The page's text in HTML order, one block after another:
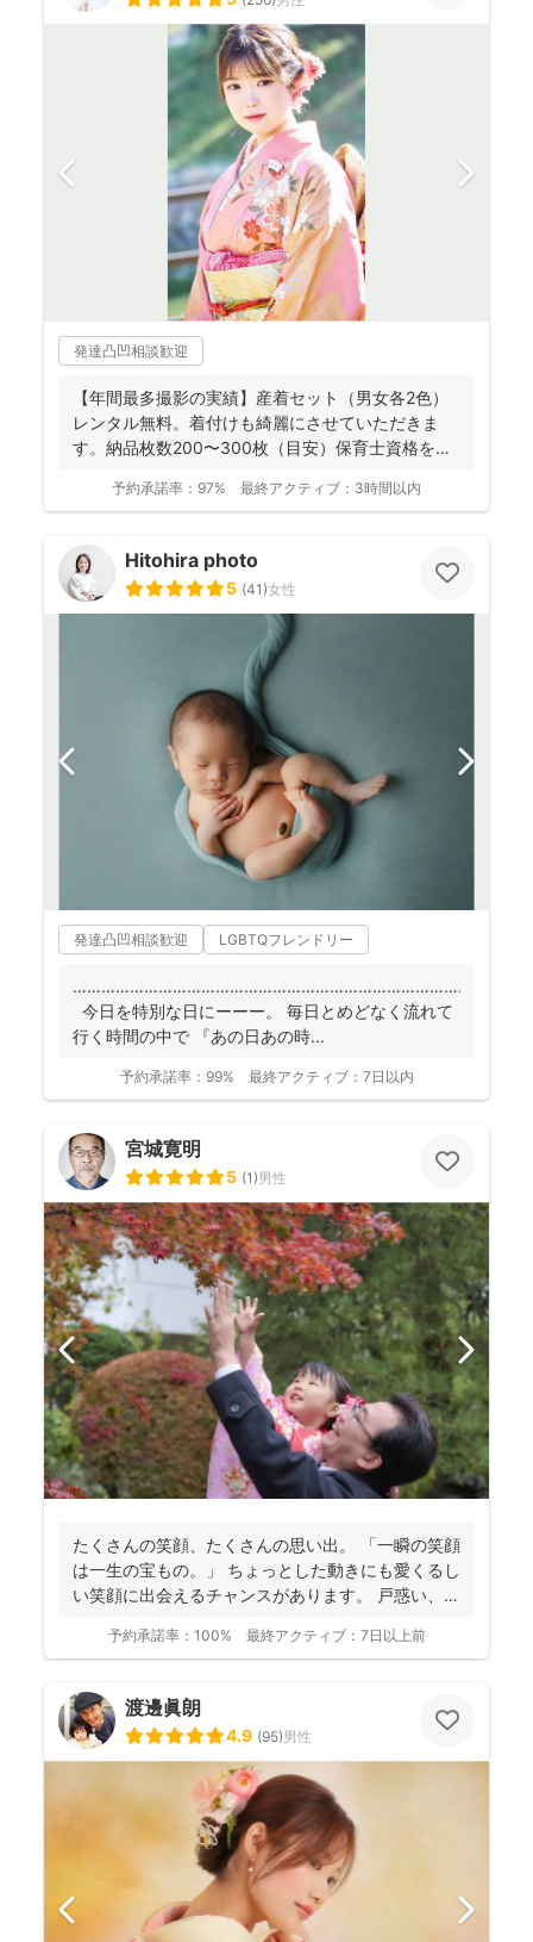
発達凸凹相談歓迎
【年間最多撮影の実績】産着セット（男女各2色）
レンタル無料。着付けも綺麗にさせていただきま
す。納品枚数200〜300枚（目安）保育士資格を持
予約承諾率： 97% 最終アクティブ： 3時間以内
Hitohira photo
5 (41)女性
発達凸凹相談歓迎 LGBTQフレンドリー
………………………………………………………………………………
今日を特別な日にーーー。 毎日とめどなく流れて
行く時間の中で 『あの日あの時...
予約承諾率： 99% 最終アクティブ： 7日以内
宮城寛明
5 (1)男性
たくさんの笑顔、たくさんの思い出。 「一瞬の笑顔
は一生の宝もの。」 ちょっとした動きにも愛くるし
い笑顔に出会えるチャンスがあります。 戸惑い、笑
予約承諾率： 100% 最終アクティブ： 7日以上前
渡邊眞朗
4.9 (95)男性